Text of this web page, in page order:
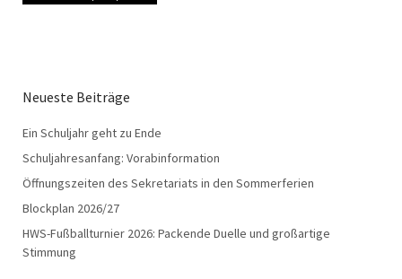
Neueste Beiträge
Ein Schuljahr geht zu Ende
Schuljahresanfang: Vorabinformation
Öffnungszeiten des Sekretariats in den Sommerferien
Blockplan 2026/27
HWS-Fußballturnier 2026: Packende Duelle und großartige
Stimmung